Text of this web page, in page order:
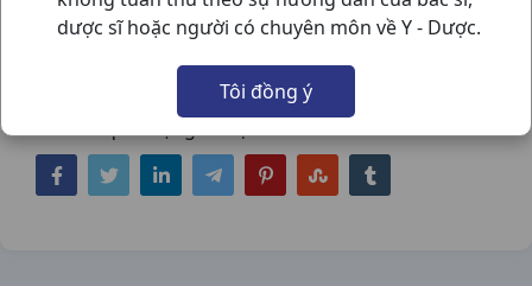
dược sĩ hoặc người có chuyên môn về Y - Dược.
Tôi đồng ý
Nhóm hàng:
Kháng Sinh - Kháng Nấm -